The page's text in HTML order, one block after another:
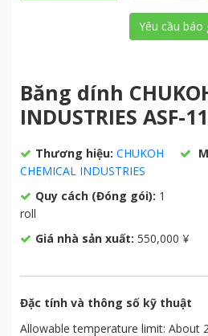
Yêu cầu báo
Băng dính
INDUSTRIES ASF-
Thương hiệu: CHUKOH
CHEMICAL INDUSTRIES
Quy cách (Đóng gói): 1
roll
Giá nhà sản xuất: 550,000 ¥
Đặc tính và thông số kỹ thuật
Allowable temperature limit: